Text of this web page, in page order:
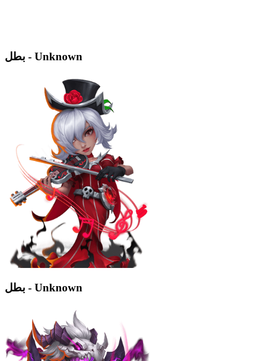
بطل - Unknown
بطل - Unknown